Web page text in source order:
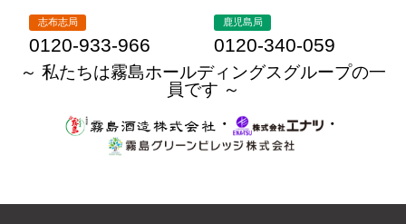
志布志局
0120-933-966
鹿児島局
0120-340-059
～ 私たちは霧島ホールディングスグループの一
員です ～
・
・